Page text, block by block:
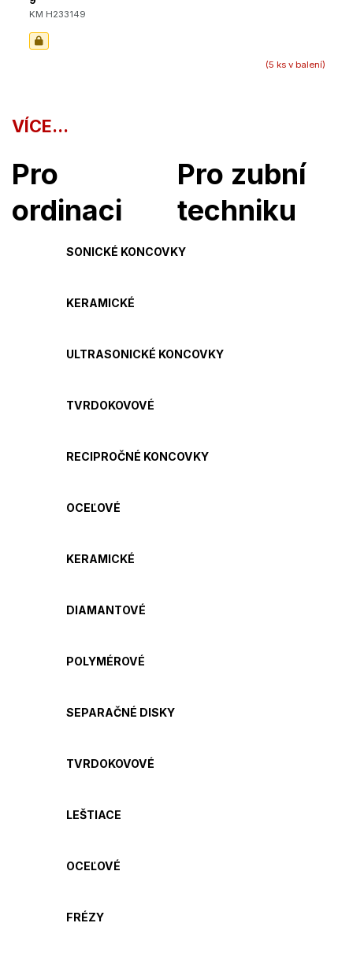
KM H233149
(5 ks v balení)
VÍCE...
Pro
ordinaci
Pro zubní
techniku
SONICKÉ KONCOVKY
KERAMICKÉ
ULTRASONICKÉ KONCOVKY
TVRDOKOVOVÉ
RECIPROČNÉ KONCOVKY
OCEĽOVÉ
KERAMICKÉ
DIAMANTOVÉ
POLYMÉROVÉ
SEPARAČNÉ DISKY
TVRDOKOVOVÉ
LEŠTIACE
OCEĽOVÉ
FRÉZY